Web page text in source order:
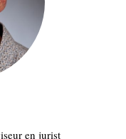
en jurist